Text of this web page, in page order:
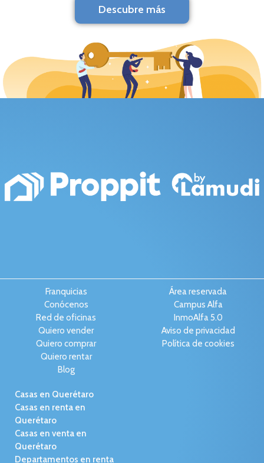
Descubre más
Franquicias
Conócenos
Red de oficinas
Quiero vender
Quiero comprar
Quiero rentar
Blog
Área reservada
Campus Alfa
InmoAlfa 5.0
Aviso de privacidad
Política de cookies
Casas en Querétaro
Casas en renta en
Querétaro
Casas en venta en
Querétaro
Departamentos en renta